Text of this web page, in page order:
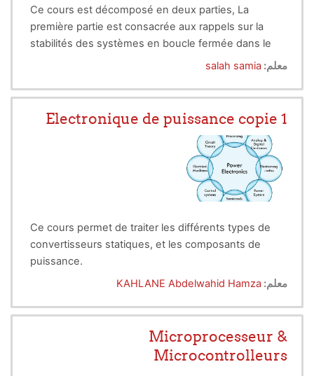
Ce cours est décomposé en deux parties, La
première partie est consacrée aux rappels sur la
stabilités des systèmes en boucle fermée dans le
domaine fréquentiel et marge de stabilité et calcule
de phase) dans domaine fréquentiel. La deuxième
partie concerne l’analyse dans l'espace d'état des
systèmes linéaires.
معلم: salah samia
Electronique de puissance copie 1
Ce cours permet de traiter les différents types de
convertisseurs statiques, et les composants de
puissance.
معلم: KAHLANE Abdelwahid Hamza
Microprocesseur &
Microcontrolleurs